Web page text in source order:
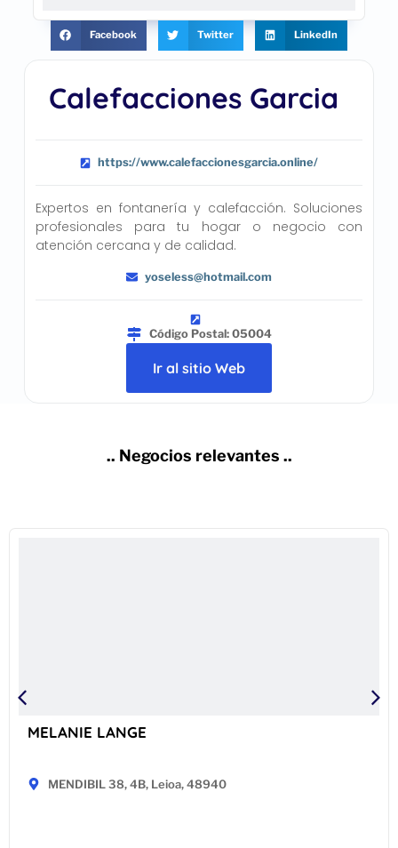
Calefacciones Garcia
https://www.calefaccionesgarcia.online/
Expertos en fontanería y calefacción. Soluciones
profesionales para tu hogar o negocio con
atención cercana y de calidad.
yoseless@hotmail.com
Código Postal: 05004
Ir al sitio Web
Facebook Twitter LinkedIn
.. Negocios relevantes ..
MELANIE LANGE
MENDIBIL 38, 4B, Leioa, 48940